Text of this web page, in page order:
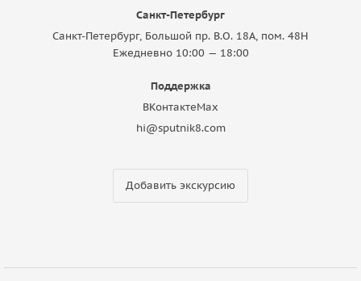
Санкт-Петербург
Санкт-Петербург, Большой пр. В.О. 18A, пом. 48Н
Ежедневно 10:00 — 18:00
Поддержка
ВКонтактеMax
hi@sputnik8.com
Добавить экскурсию